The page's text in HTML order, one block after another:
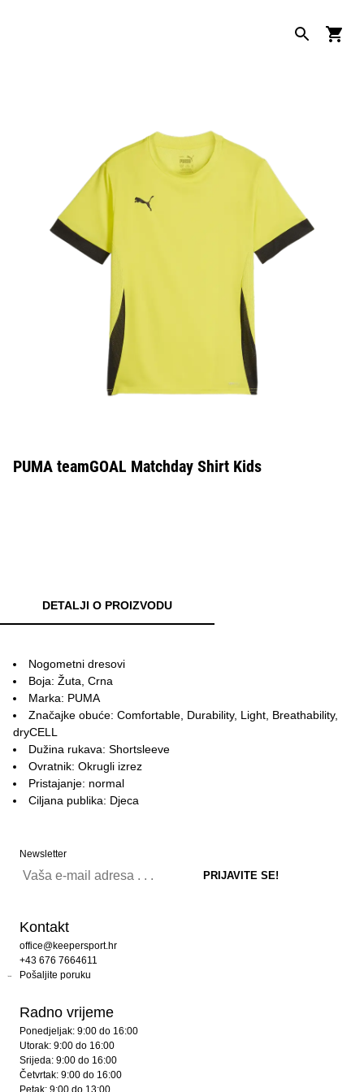
PUMA teamGOAL Matchday Shirt Kids
DETALJI O PROIZVODU
Nogometni dresovi
Boja: Žuta, Crna
Marka: PUMA
Značajke obuće: Comfortable, Durability, Light, Breathability,
dryCELL
Dužina rukava: Shortsleeve
Ovratnik: Okrugli izrez
Pristajanje: normal
Ciljana publika: Djeca
Newsletter
Kontakt
office@keepersport.hr
+43 676 7664611
Pošaljite poruku
Radno vrijeme
Ponedjeljak: 9:00 do 16:00
Utorak: 9:00 do 16:00
Srijeda: 9:00 do 16:00
Četvrtak: 9:00 do 16:00
Petak: 9:00 do 13:00